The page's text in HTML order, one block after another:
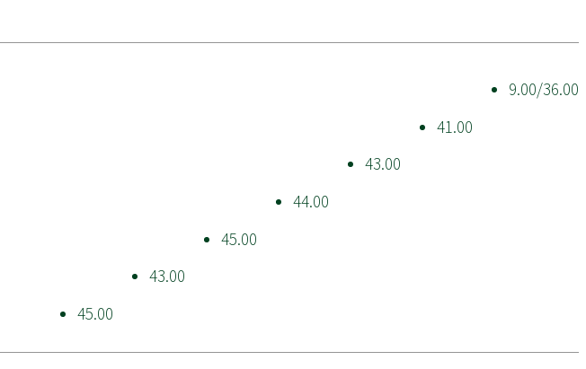
9.00/36.00
41.00
43.00
44.00
45.00
43.00
45.00